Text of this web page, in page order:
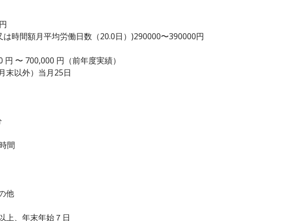
時間額月平均労働日数（20.0日）)290000〜390000円
〜 700,000 円（前年度実績）
末以外）当月25日
間
他
上、年末年始７日